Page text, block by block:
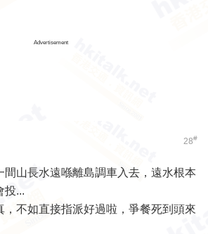
Advertisement
28#
間山長水遠喺離島調車入去，遠水根本
投...
，不如直接指派好過啦，爭餐死到頭來